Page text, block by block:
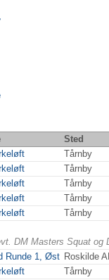
Sted
Tårnby
Tårnby
Tårnby
Tårnby
Tårnby
DM Masters Squat
Runde 1, Øst Roskilde
Tårnby